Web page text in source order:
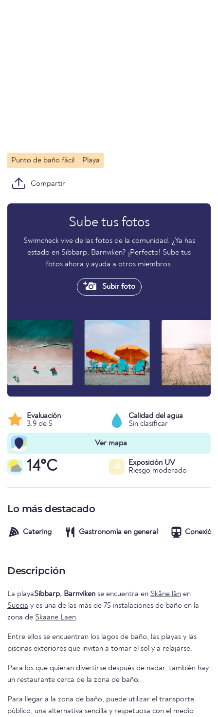
Punto de baño fácil Playa
Compartir
Sube tus fotos
Swimcheck vive de las fotos de la comunidad. ¿Ya has
estado en Sibbarp, Barnviken? ¡Perfecto! Sube tus
fotos ahora y ayuda a otros miembros.
Subir foto
Evaluación
3.9 de 5
Calidad del agua
Sin clasificar
Ver mapa
14°C 4
Exposición UV
Riesgo moderado
Lo más destacado
Catering Gastronomía en general
Descripción
La playaSibbarp, Barnviken se encuentra en Skåne län en
Suecia y es una de las más de 75 instalaciones de baño en la
zona de Skaane Laen.
Entre ellos se encuentran los lagos de baño, las playas y las
piscinas exteriores que invitan a tomar el sol y a relajarse.
Para los que quieran divertirse después de nadar, también hay
un restaurante cerca de la zona de baño.
Para llegar a la zona de baño, puede utilizar el transporte
público, una alternativa sencilla y respetuosa con el medio